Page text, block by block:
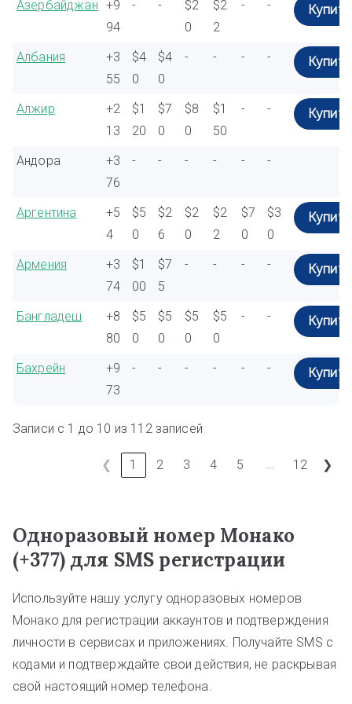
Азербайджан +9
94
- -
$2
0
$2
2
- - Купить
Албания
+3
55
$4
0
$4
0
- - - - Купить
Алжир
+2
13
$1
20
$7
0
$8
0
$1
50
- - Купить
Андора
+3
76
- - - - - -
Аргентина
+5
4
$5
0
$2
6
$2
0
$2
2
$7
0
$3
0
Купить
Армения
+3
74
$1
00
$7
5
- - - - Купить
Бангладеш
+8
80
$5
0
$5
0
$5
0
$5
0
- - Купить
Бахрейн
+9
73
- - - - - - Купить
Записи с 1 до 10 из 112 записей
❮ 1 2 3 4 5 … 12 ❯
Одноразовый номер Монако
(+377) для SMS регистрации
Используйте нашу услугу одноразовых номеров
Монако для регистрации аккаунтов и подтверждения
личности в сервисах и приложениях. Получайте SMS с
кодами и подтверждайте свои действия, не раскрывая
свой настоящий номер телефона.